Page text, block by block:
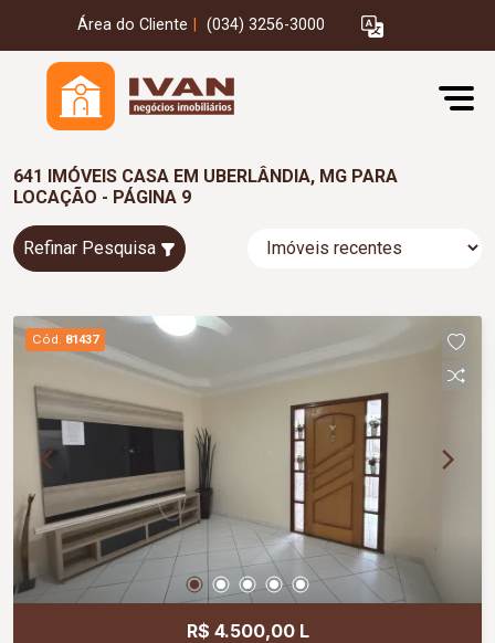
Área do Cliente (034) 3256-3000
641 IMÓVEIS CASA EM UBERLÂNDIA, MG PARA
LOCAÇÃO - PÁGINA 9
Refinar Pesquisa
Cód. 81437
R$ 4.500,00 L